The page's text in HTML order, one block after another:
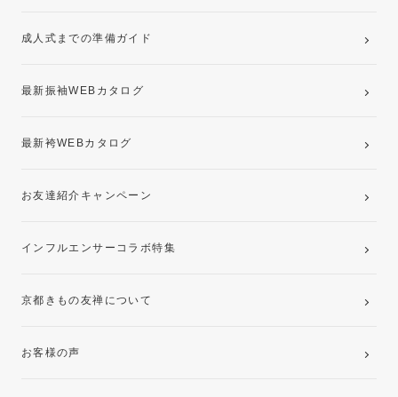
成人式までの準備ガイド
最新振袖WEBカタログ
最新袴WEBカタログ
お友達紹介キャンペーン
インフルエンサーコラボ特集
京都きもの友禅について
お客様の声